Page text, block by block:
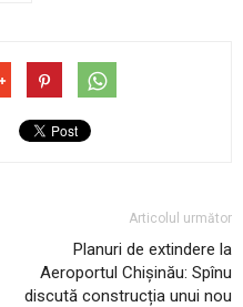
Articolul următor
Planuri de extindere la
Aeroportul Chișinău: Spînu
discută construcția unui nou